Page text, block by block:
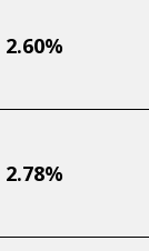
2.60%
2.78%